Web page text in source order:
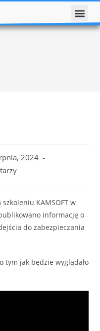
2024
KAMSOFT w
informację o
do zabezpieczania
tym jak będzie wyglądało